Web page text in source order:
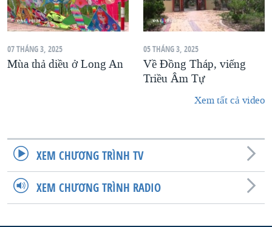
07 THÁNG 3, 2025
Mùa thả diều ở Long An
05 THÁNG 3, 2025
Về Đồng Tháp, viếng
Triều Âm Tự
Xem tất cả video
XEM CHƯƠNG TRÌNH TV
XEM CHƯƠNG TRÌNH RADIO